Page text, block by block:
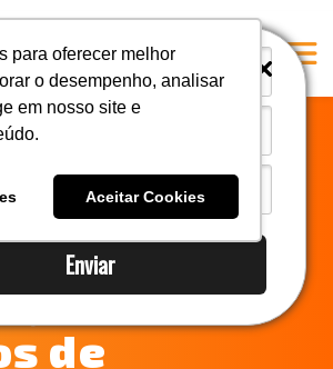
Enviar
para oferecer melhor
o desempenho, analisar
em nosso site e
Aceitar Cookies
i
i
social
do Brasil:
como está
em
de